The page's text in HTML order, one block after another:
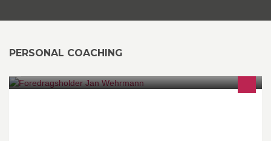
PERSONAL COACHING